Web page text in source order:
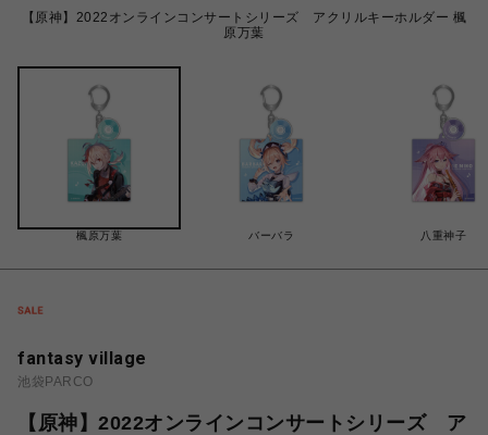
【原神】2022オンラインコンサートシリーズ アクリルキーホルダー 楓
原万葉
楓原万葉 バーバラ 八重神子
fantasy village
池袋PARCO
【原神】2022オンラインコンサートシリーズ ア